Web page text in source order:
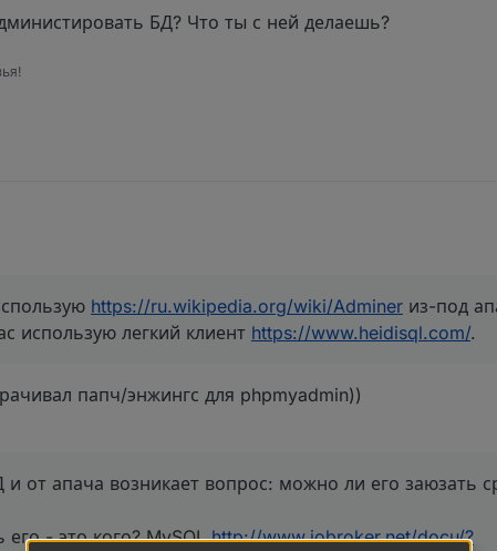
БД? Что ты с ней делаешь?
https://ru.wikipedia.org/wiki/Adminer из-под
использую легкий клиент https://www.heidisql.com/.
папч/энжингс для phpmyadmin))
от апача возникает вопрос: можно ли его заюзать
его - это кого? MySQLhttp://www.iobroker.net/docu/?